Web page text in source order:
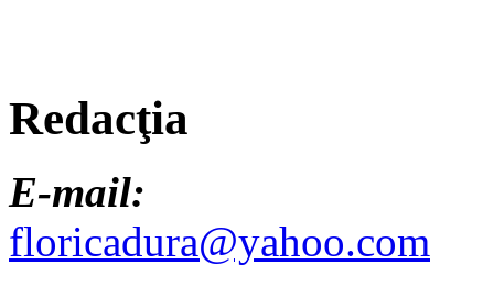
Redacţia
E-mail:
floricadura@yahoo.com